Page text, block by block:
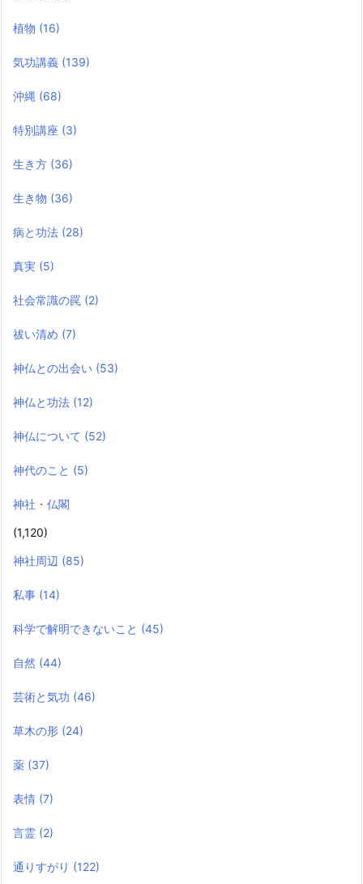
植物 (16)
気功講義 (139)
沖縄 (68)
特別講座 (3)
生き方 (36)
生き物 (36)
病と功法 (28)
真実 (5)
社会常識の罠 (2)
祓い清め (7)
神仏との出会い (53)
神仏と功法 (12)
神仏について (52)
神代のこと (5)
神社・仏閣
(1,120)
神社周辺 (85)
私事 (14)
科学で解明できないこと (45)
自然 (44)
芸術と気功 (46)
草木の形 (24)
薬 (37)
表情 (7)
言霊 (2)
通りすがり (122)